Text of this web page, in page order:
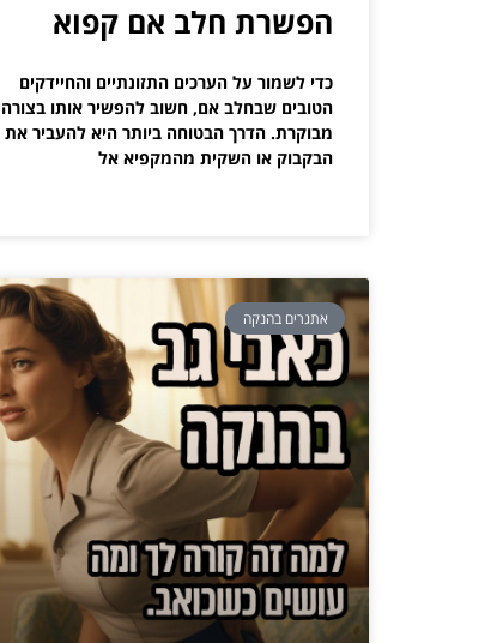
הפשרת חלב אם קפוא
כדי לשמור על הערכים התזונתיים והחיידקים
הטובים שבחלב אם, חשוב להפשיר אותו בצורה
מבוקרת. הדרך הבטוחה ביותר היא להעביר את
הבקבוק או השקית מהמקפיא אל
אתגרים בהנקה